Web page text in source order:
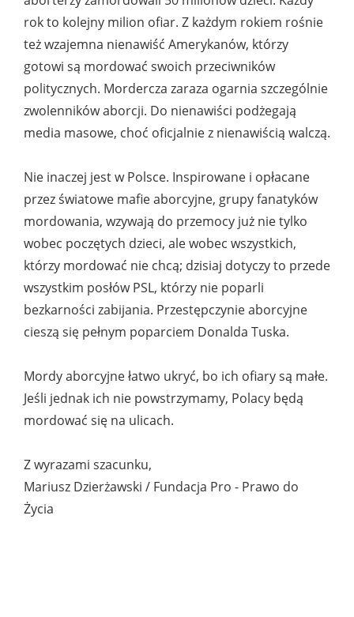
rok to kolejny milion ofiar. Z każdym rokiem rośnie
też wzajemna nienawiść Amerykanów, którzy
gotowi są mordować swoich przeciwników
politycznych. Mordercza zaraza ogarnia szczególnie
zwolenników aborcji. Do nienawiści podżegają
media masowe, choć oficjalnie z nienawiścią walczą.
Nie inaczej jest w Polsce. Inspirowane i opłacane
przez światowe mafie aborcyjne, grupy fanatyków
mordowania, wzywają do przemocy już nie tylko
wobec poczętych dzieci, ale wobec wszystkich,
którzy mordować nie chcą; dzisiaj dotyczy to przede
wszystkim posłów PSL, którzy nie poparli
bezkarności zabijania. Przestępczynie aborcyjne
cieszą się pełnym poparciem Donalda Tuska.
Mordy aborcyjne łatwo ukryć, bo ich ofiary są małe.
Jeśli jednak ich nie powstrzymamy, Polacy będą
mordować się na ulicach.
Z wyrazami szacunku,
Mariusz Dzierżawski / Fundacja Pro - Prawo do
Życia